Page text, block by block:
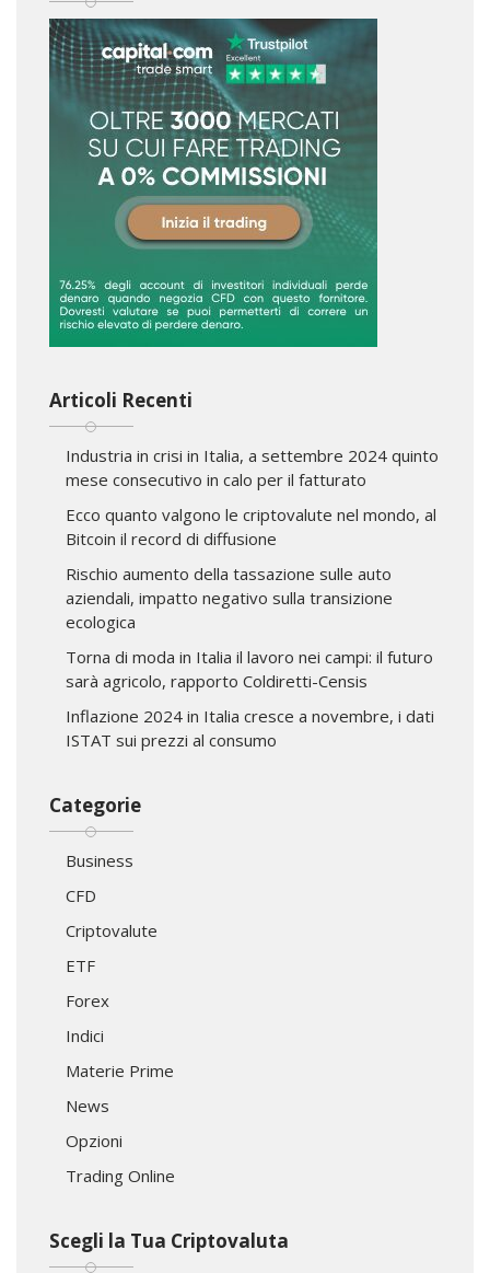
Articoli Recenti
Industria in crisi in Italia, a settembre 2024 quinto
mese consecutivo in calo per il fatturato
Ecco quanto valgono le criptovalute nel mondo, al
Bitcoin il record di diffusione
Rischio aumento della tassazione sulle auto
aziendali, impatto negativo sulla transizione
ecologica
Torna di moda in Italia il lavoro nei campi: il futuro
sarà agricolo, rapporto Coldiretti-Censis
Inflazione 2024 in Italia cresce a novembre, i dati
ISTAT sui prezzi al consumo
Categorie
Business
CFD
Criptovalute
ETF
Forex
Indici
Materie Prime
News
Opzioni
Trading Online
Scegli la Tua Criptovaluta